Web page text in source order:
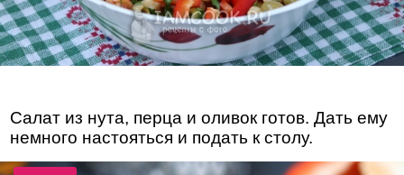
Салат из нута, перца и оливок готов. Дать ему
немного настояться и подать к столу.